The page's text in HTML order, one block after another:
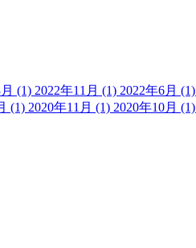
(1) 2022年11月 (1) 2022年6月 (1)
(1) 2020年11月 (1) 2020年10月 (1)